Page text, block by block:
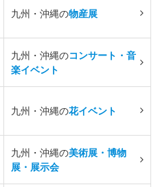
九州・沖縄の物産展
九州・沖縄のコンサート・音
楽イベント
九州・沖縄の花イベント
九州・沖縄の美術展・博物
展・展示会